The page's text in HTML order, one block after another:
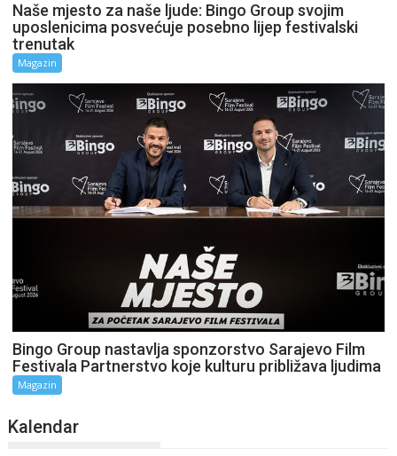
Naše mjesto za naše ljude: Bingo Group svojim
uposlenicima posvećuje posebno lijep festivalski
trenutak
Magazin
Bingo Group nastavlja sponzorstvo Sarajevo Film
Festivala Partnerstvo koje kulturu približava ljudima
Magazin
Kalendar